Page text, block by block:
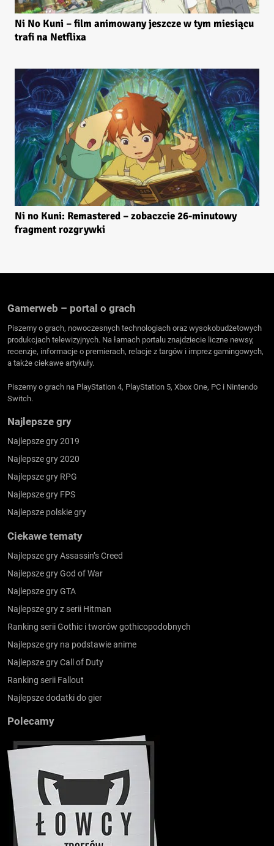
Ni No Kuni – film animowany jeszcze w tym miesiącu
trafi na Netflixa
Ni no Kuni: Remastered – zobaczcie 26-minutowy
fragment rozgrywki
Gamerweb – portal o grach
Piszemy o grach, nowoczesnych technologiach oraz wysokobudżetowych
produkcjach telewizyjnych. Na łamach portalu znajdziecie liczne newsy,
recenzje, informacje o premierach, relacje z targów i imprez gamingowych,
a także ciekawe artykuły.
Piszemy o grach na PlayStation 4, PlayStation 5, Xbox One, PC i Nintendo
Switch.
Najlepsze gry
Najlepsze gry 2019
Najlepsze gry 2020
Najlepsze gry RPG
Najlepsze gry FPS
Najlepsze polskie gry
Ciekawe tematy
Najlepsze gry Assassin’s Creed
Najlepsze gry God of War
Najlepsze gry GTA
Najlepsze gry z serii Hitman
Ranking serii Gothic i tworów gothicopodobnych
Najlepsze gry na podstawie anime
Najlepsze gry Call of Duty
Ranking serii Fallout
Najlepsze dodatki do gier
Polecamy